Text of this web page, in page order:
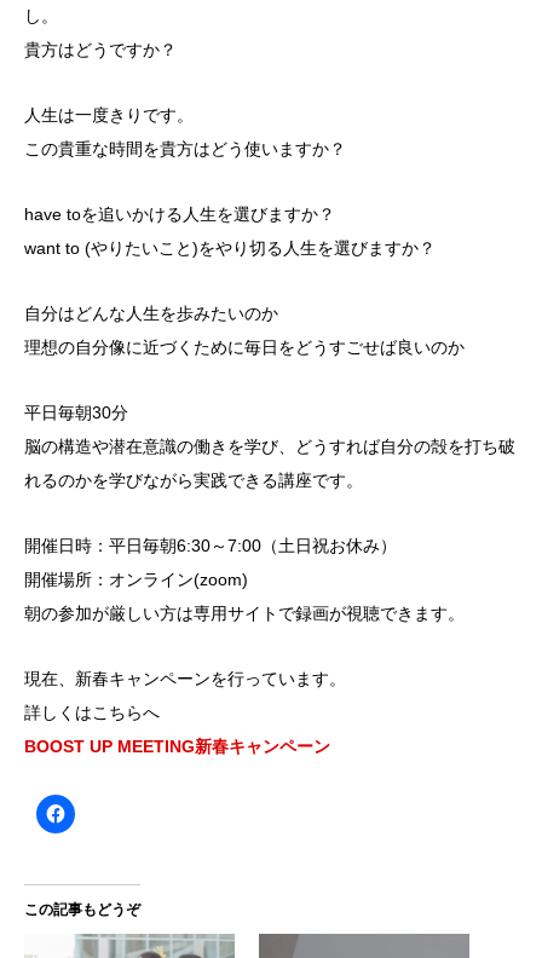
し。
貴方はどうですか？
人生は一度きりです。
この貴重な時間を貴方はどう使いますか？
have toを追いかける人生を選びますか？
want to (やりたいこと)をやり切る人生を選びますか？
自分はどんな人生を歩みたいのか
理想の自分像に近づくために毎日をどうすごせば良いのか
平日毎朝30分
脳の構造や潜在意識の働きを学び、どうすれば自分の殻を打ち破
れるのかを学びながら実践できる講座です。
開催日時：平日毎朝6:30～7:00（土日祝お休み）
開催場所：オンライン(zoom)
朝の参加が厳しい方は専用サイトで録画が視聴できます。
現在、新春キャンペーンを行っています。
詳しくはこちらへ
BOOST UP MEETING新春キャンペーン
この記事もどうぞ